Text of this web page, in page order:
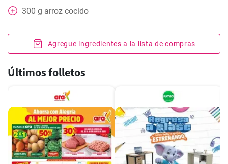
300 g arroz cocido
Agregue ingredientes a la lista de compras
Últimos folletos